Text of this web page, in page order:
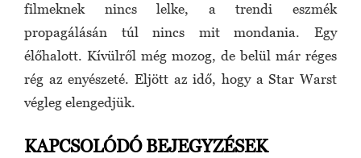
filmeknek nincs lelke, a trendi eszmék
propagálásán túl nincs mit mondania. Egy
élőhalott. Kívülről még mozog, de belül már réges
rég az enyészeté. Eljött az idő, hogy a Star Warst
végleg elengedjük.
KAPCSOLÓDÓ BEJEGYZÉSEK